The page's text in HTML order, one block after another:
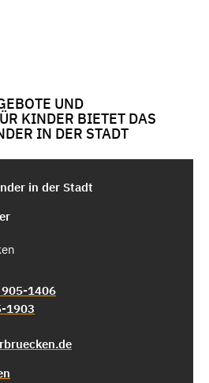
UND
KINDER BIETET DAS
IN DER STADT
in der Stadt
1406
1903